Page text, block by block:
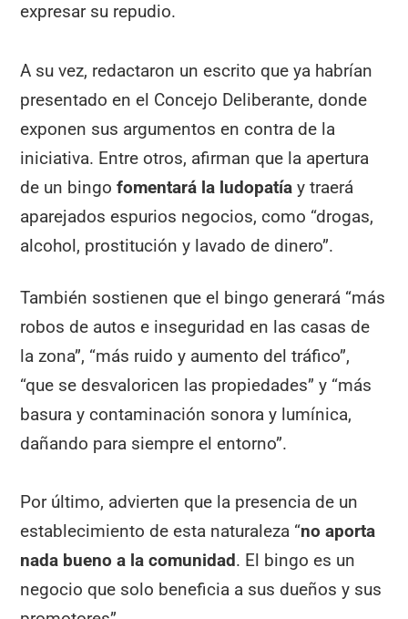
expresar su repudio.
A su vez, redactaron un escrito que ya habrían
presentado en el Concejo Deliberante, donde
exponen sus argumentos en contra de la
iniciativa. Entre otros, afirman que la apertura
de un bingofomentará la ludopatía y traerá
aparejados espurios negocios, como “drogas,
alcohol, prostitución y lavado de dinero”.
También sostienen que el bingo generará “más
robos de autos e inseguridad en las casas de
la zona”, “más ruido y aumento del tráfico”,
“que se desvaloricen las propiedades” y “más
basura y contaminación sonora y lumínica,
dañando para siempre el entorno”.
Por último, advierten que la presencia de un
establecimiento de esta naturaleza “no aporta
nada bueno a la comunidad. El bingo es un
negocio que solo beneficia a sus dueños y sus